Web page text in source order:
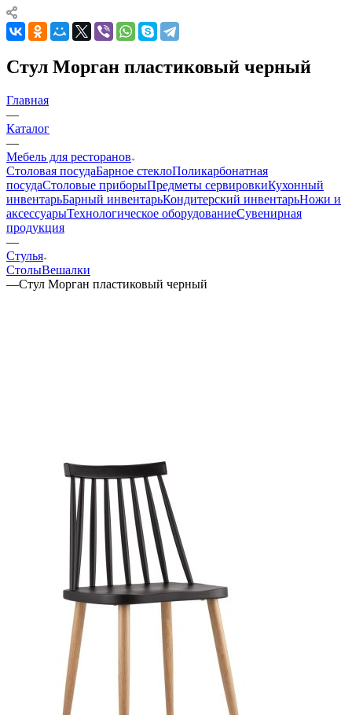
Стул Морган пластиковый черный
Главная
—
Каталог
—
Мебель для ресторанов
Столовая посудаБарное стеклоПоликарбонатная
посудаСтоловые приборыПредметы сервировкиКухонный
инвентарьБарный инвентарьКондитерский инвентарьНожи и
аксессуарыТехнологическое оборудованиеСувенирная
продукция
—
Стулья
СтолыВешалки
—Стул Морган пластиковый черный